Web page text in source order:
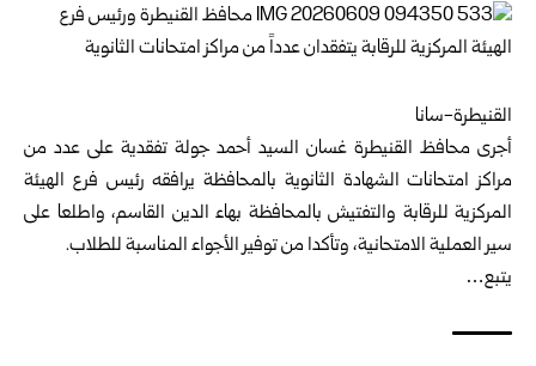
القنيطرة-سانا
أجرى محافظ القنيطرة غسان السيد أحمد جولة تفقدية على عدد من
مراكز امتحانات الشهادة الثانوية بالمحافظة يرافقه رئيس فرع الهيئة
المركزية للرقابة والتفتيش بالمحافظة بهاء الدين القاسم، واطلعا على
سير العملية الامتحانية، وتأكدا من توفير الأجواء المناسبة للطلاب.
يتبع…